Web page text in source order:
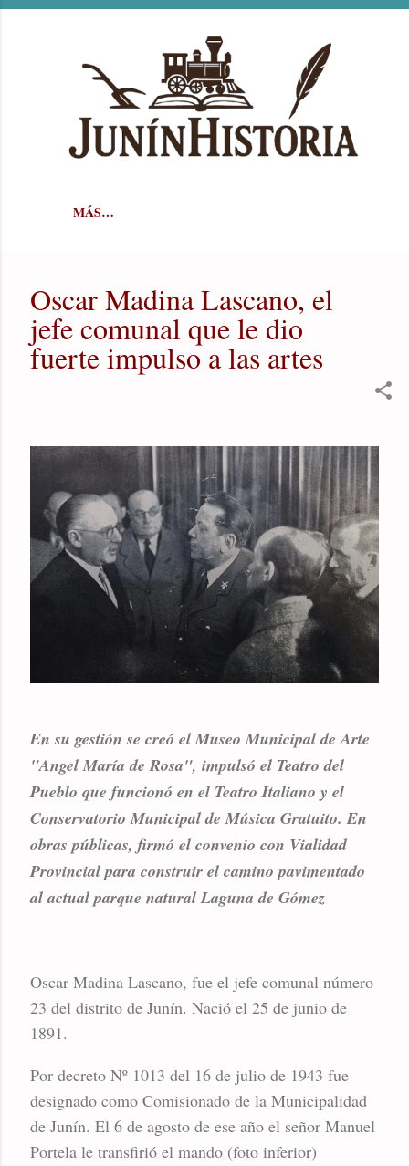
MÁS…
Oscar Madina Lascano, el
jefe comunal que le dio
fuerte impulso a las artes
En su gestión se creó el Museo Municipal de Arte
"Angel María de Rosa", impulsó el Teatro del
Pueblo que funcionó en el Teatro Italiano y el
Conservatorio Municipal de Música Gratuito. En
obras públicas, firmó el convenio con Vialidad
Provincial para construir el camino pavimentado
al actual parque natural Laguna de Gómez
Oscar Madina Lascano, fue el jefe comunal número
23 del distrito de Junín. Nació el 25 de junio de
1891.
Por decreto Nº 1013 del 16 de julio de 1943 fue
designado como Comisionado de la Municipalidad
de Junín. El 6 de agosto de ese año el señor Manuel
Portela le transfirió el mando (foto inferior)